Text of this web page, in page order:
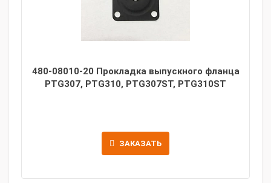
480-08010-20 Прокладка выпускного фланца
PTG307, PTG310, PTG307ST, PTG310ST
ЗАКАЗАТЬ